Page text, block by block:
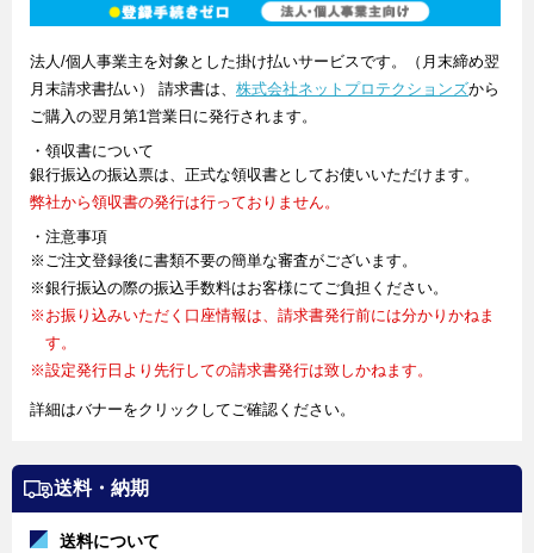
法人/個人事業主を対象とした掛け払いサービスです。（月末締め翌
月末請求書払い） 請求書は、 株式会社ネットプロテクションズから
ご購入の翌月第1営業日に発行されます。
・領収書について
銀行振込の振込票は、正式な領収書としてお使いいただけます。
弊社から領収書の発行は行っておりません。
・注意事項
※ご注文登録後に書類不要の簡単な審査がございます。
※銀行振込の際の振込手数料はお客様にてご負担ください。
※お振り込みいただく口座情報は、請求書発行前には分かりかねま
す。
※設定発行日より先行しての請求書発行は致しかねます。
詳細はバナーをクリックしてご確認ください。
送料・納期
送料について